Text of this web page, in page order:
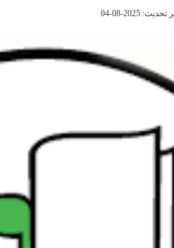
تحديث: 2025-08-04